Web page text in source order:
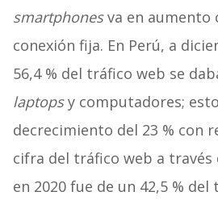
smartphonesva en aumento
conexión fija. En Perú, a
56,4 % del tráfico web se
laptopsy computadores;
decrecimiento del 23 % con
cifra del tráfico web a través
en 2020 fue de un 42,5 % del